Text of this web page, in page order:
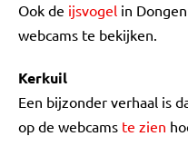
Ook de ijsvogel in
webcams te bekijken.
Kerkuil
Een bijzonder verhaal is
op de webcams te zien